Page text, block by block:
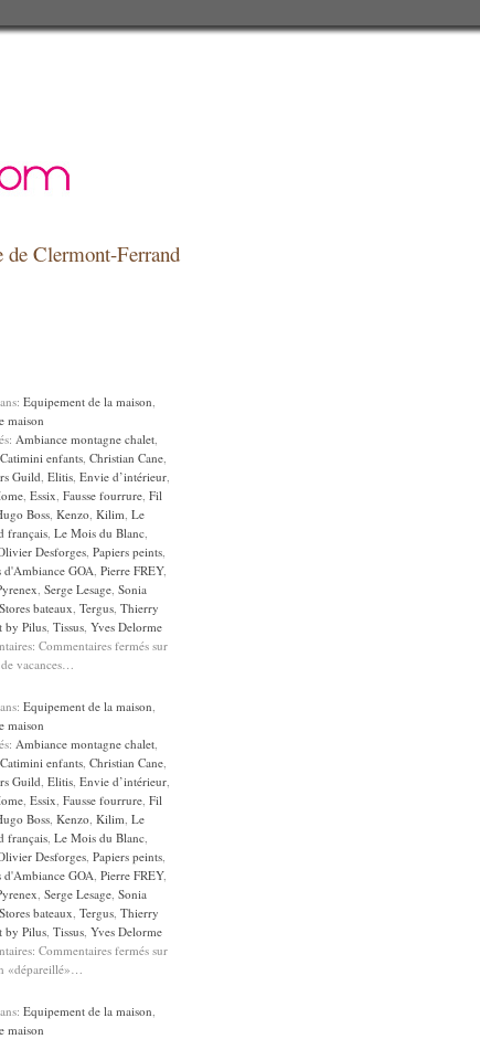
de Clermont-Ferrand
Equipement de la maison,
maison
Ambiance montagne chalet,
Catimini enfants, Christian Cane,
Guild, Elitis, Envie d’intérieur,
, Essix, Fausse fourrure, Fil
Boss, Kenzo, Kilim, Le
français, Le Mois du Blanc,
Desforges, Papiers peints,
d'Ambiance GOA, Pierre FREY,
, Serge Lesage, Sonia
Stores bateaux, Tergus, Thierry
by Pilus, Tissus, Yves Delorme
Commentaires fermés sur
vacances…
Equipement de la maison,
maison
Ambiance montagne chalet,
Catimini enfants, Christian Cane,
Guild, Elitis, Envie d’intérieur,
, Essix, Fausse fourrure, Fil
Boss, Kenzo, Kilim, Le
français, Le Mois du Blanc,
Desforges, Papiers peints,
d'Ambiance GOA, Pierre FREY,
, Serge Lesage, Sonia
Stores bateaux, Tergus, Thierry
by Pilus, Tissus, Yves Delorme
Commentaires fermés sur
«dépareillé»…
Equipement de la maison,
maison